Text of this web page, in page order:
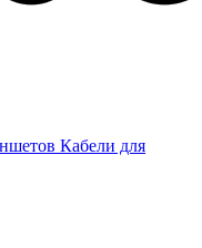
Кабели для